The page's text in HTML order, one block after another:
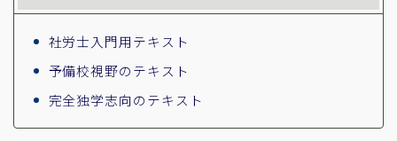
社労士入門用テキスト
予備校視野のテキスト
完全独学志向のテキスト